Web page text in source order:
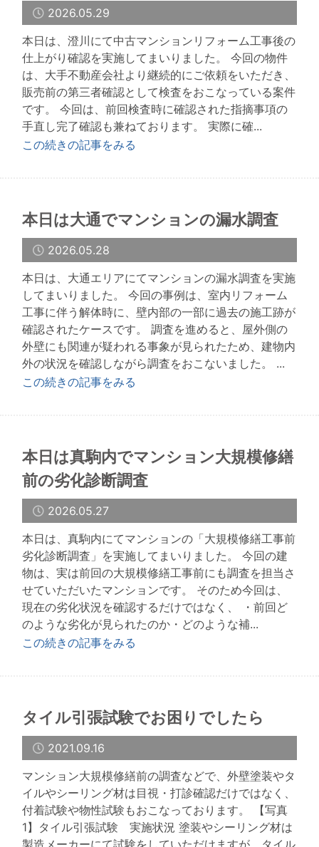
2026.05.29
本日は、澄川にて中古マンションリフォーム工事後の
仕上がり確認を実施してまいりました。 今回の物件
は、大手不動産会社より継続的にご依頼をいただき、
販売前の第三者確認として検査をおこなっている案件
です。 今回は、前回検査時に確認された指摘事項の
手直し完了確認も兼ねております。 実際に確...
この続きの記事をみる
本日は大通でマンションの漏水調査
2026.05.28
本日は、大通エリアにてマンションの漏水調査を実施
してまいりました。 今回の事例は、室内リフォーム
工事に伴う解体時に、壁内部の一部に過去の施工跡が
確認されたケースです。 調査を進めると、屋外側の
外壁にも関連が疑われる事象が見られたため、建物内
外の状況を確認しながら調査をおこないました。 ...
この続きの記事をみる
本日は真駒内でマンション大規模修繕
前の劣化診断調査
2026.05.27
本日は、真駒内にてマンションの「大規模修繕工事前
劣化診断調査」を実施してまいりました。 今回の建
物は、実は前回の大規模修繕工事前にも調査を担当さ
せていただいたマンションです。 そのため今回は、
現在の劣化状況を確認するだけではなく、 ・前回ど
のような劣化が見られたのか・どのような補...
この続きの記事をみる
タイル引張試験でお困りでしたら
2021.09.16
マンション大規模修繕前の調査などで、外壁塗装やタ
イルやシーリング材は目視・打診確認だけではなく、
付着試験や物性試験もおこなっております。 【写真
1】タイル引張試験 実施状況 塗装やシーリング材は